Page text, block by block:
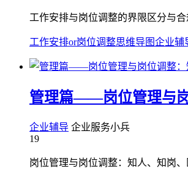
工作安排与岗位调整的界限区分与
工作安排or岗位调整思维导图企业辅
管理篇——岗位管理与
企业辅导 企业服务小兵
19
岗位管理与岗位调整：知人、知岗